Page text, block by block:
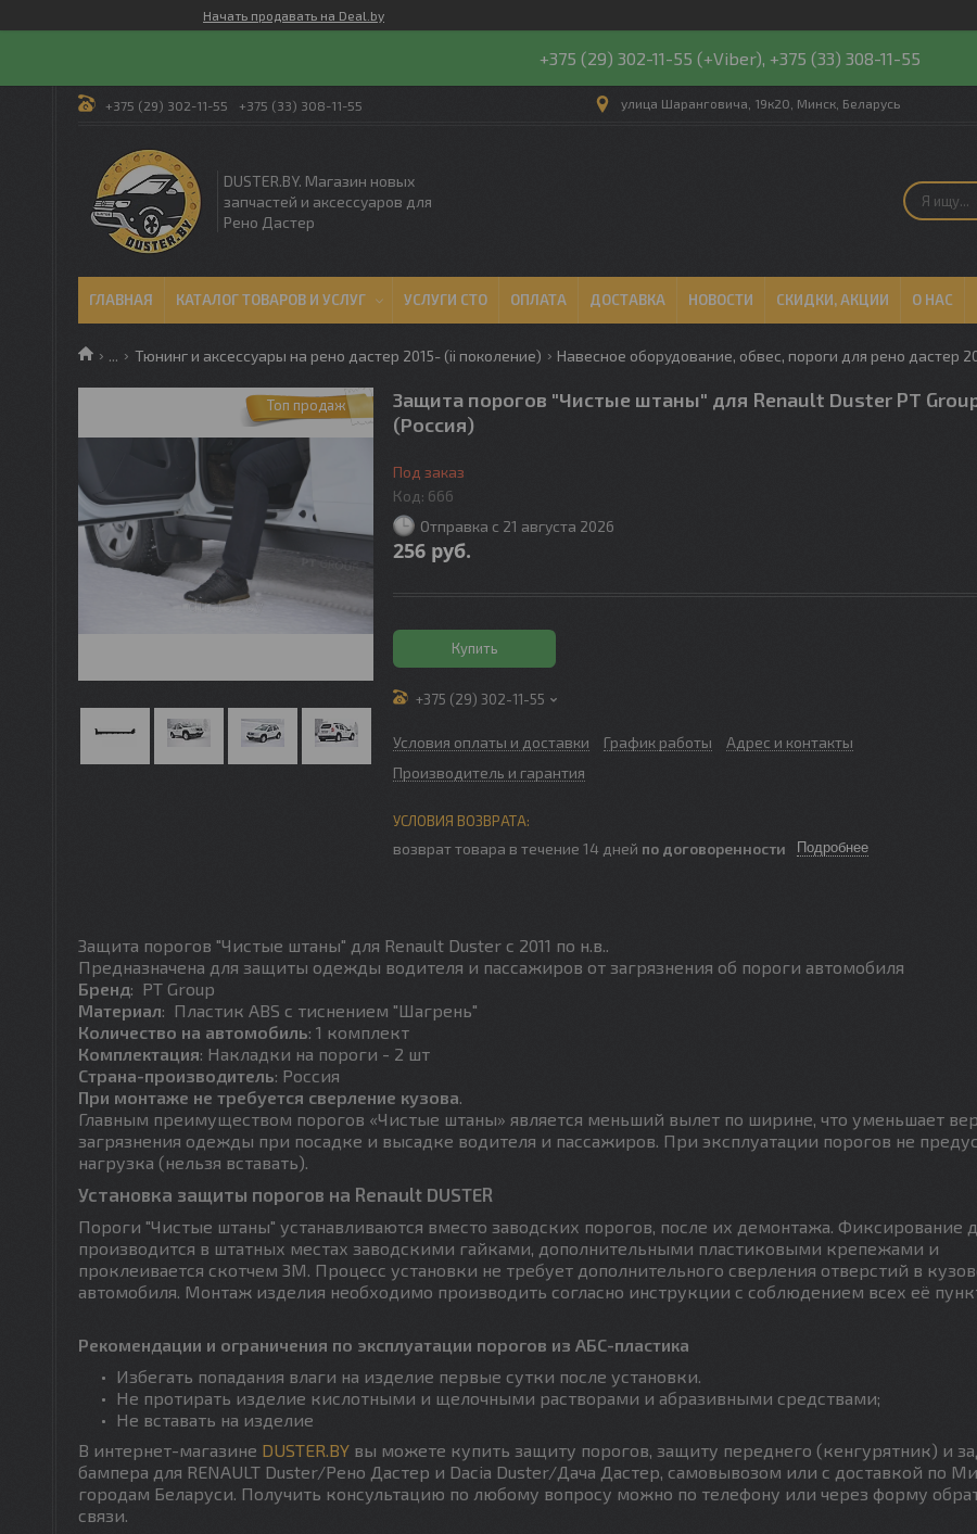
Начать продавать на Deal.by
+375 (29) 302-11-55 (+Viber), +375 (33) 308-11-55
+375 (29) 302-11-55 +375 (33) 308-11-55 улица Шаранговича, 19к20, Минск, Беларусь
DUSTER.BY. Магазин новых
запчастей и аксессуаров для
Рено Дастер
ГЛАВНАЯ КАТАЛОГ ТОВАРОВ И УСЛУГ УСЛУГИ СТО ОПЛАТА ДОСТАВКА НОВОСТИ СКИДКИ, АКЦИИ О НАС
... Тюнинг и аксессуары на рено дастер 2015- (ii поколение) Навесное оборудование, обвес, пороги для рено дастер
Топ продаж
Защита порогов "Чистые штаны" для Renault Duster PT
(Россия)
Под заказ
Код: 666
Отправка с 21 августа 2026
256 руб.
Купить
+375 (29) 302-11-55
Условия оплаты и доставки График работы
Адрес и контакты
Производитель и гарантия
возврат товара в течение 14 дней по договоренности Подробнее
Защита порогов "Чистые штаны" для Renault Duster с 2011 по н.в..
Предназначена для защиты одежды водителя и пассажиров от загрязнения об пороги автомобиля
Бренд: PT Group
Материал: Пластик ABS с тиснением "Шагрень"
Количество на автомобиль: 1 комплект
Комплектация: Накладки на пороги - 2 шт
Страна-производитель: Россия
При монтаже не требуется сверление кузова
Главным преимуществом порогов «Чистые штаны» является меньший вылет по ширине, что уменьшает
загрязнения одежды при посадке и высадке водителя и пассажиров. При эксплуатации порогов не
нагрузка (нельзя вставать).
Установка защиты порогов на Renault DUSTER
Пороги "Чистые штаны" устанавливаются вместо заводских порогов, после их демонтажа. Фиксирование
производится в штатных местах заводскими гайками, дополнительными пластиковыми крепежами и
проклеивается скотчем 3М. Процесс установки не требует дополнительного сверления отверстий в
автомобиля. Монтаж изделия необходимо производить согласно инструкции с соблюдением всех её
Рекомендации и ограничения по эксплуатации порогов из АБС-пластика
Избегать попадания влаги на изделие первые сутки после установки.
Не протирать изделие кислотными и щелочными растворами и абразивными средствами;
Не вставать на изделие
В интернет-магазине DUSTER.BY вы можете купить защиту порогов, защиту переднего (кенгурятник) и
бампера для RENAULT Duster/Рено Дастер и Dacia Duster/Дача Дастер, самовывозом или с доставкой по
городам Беларуси. Получить консультацию по любому вопросу можно по телефону или через форму
связи.